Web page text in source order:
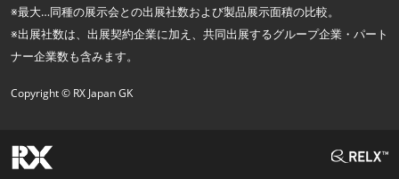
※最大…同種の展示会との出展社数および製品展示面積の比較。
※出展社数は、出展契約企業に加え、共同出展するグループ企業・パート
ナー企業数も含みます。
Copyright © RX Japan GK